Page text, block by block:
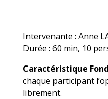
Intervenante : Anne
Durée : 60 min, 10
Caractéristique
chaque participant
librement.